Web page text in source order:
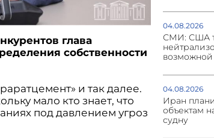
глава
собственности
и так далее.
мало кто знает, что
под давлением угроз
04.08.2026
СМИ: США
возможной
04.08.2026
Иран
объектам
судну